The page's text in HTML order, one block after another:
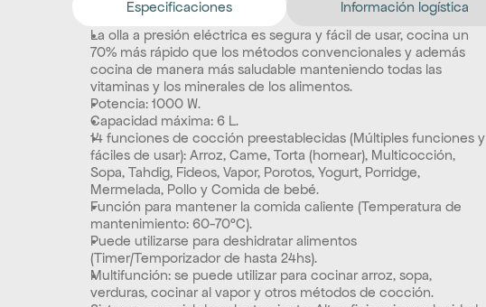
Especificaciones Información logística
La olla a presión eléctrica es segura y fácil de usar, cocina un
70% más rápido que los métodos convencionales y además
cocina de manera más saludable manteniendo todas las
vitaminas y los minerales de los alimentos.
Potencia: 1000 W.
Capacidad máxima: 6 L.
14 funciones de cocción preestablecidas (Múltiples funciones y
fáciles de usar): Arroz, Came, Torta (hornear), Multicocción,
Sopa, Tahdig, Fideos, Vapor, Porotos, Yogurt, Porridge,
Mermelada, Pollo y Comida de bebé.
Función para mantener la comida caliente (Temperatura de
mantenimiento: 60-70°C).
Puede utilizarse para deshidratar alimentos
(Timer/Temporizador de hasta 24hs).
Multifunción: se puede utilizar para cocinar arroz, sopa,
verduras, cocinar al vapor y otros métodos de cocción.